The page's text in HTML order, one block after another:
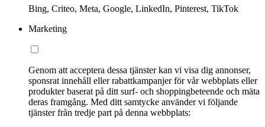
Bing, Criteo, Meta, Google, LinkedIn, Pinterest, TikTok
Marketing
Genom att acceptera dessa tjänster kan vi visa dig annonser,
sponsrat innehåll eller rabattkampanjer för vår webbplats eller
produkter baserat på ditt surf- och shoppingbeteende och mäta
deras framgång. Med ditt samtycke använder vi följande
tjänster från tredje part på denna webbplats: